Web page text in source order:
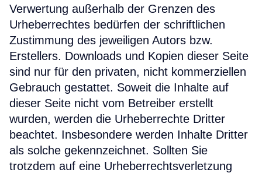
Verwertung außerhalb der Grenzen des
Urheberrechtes bedürfen der schriftlichen
Zustimmung des jeweiligen Autors bzw.
Erstellers. Downloads und Kopien dieser Seite
sind nur für den privaten, nicht kommerziellen
Gebrauch gestattet. Soweit die Inhalte auf
dieser Seite nicht vom Betreiber erstellt
wurden, werden die Urheberrechte Dritter
beachtet. Insbesondere werden Inhalte Dritter
als solche gekennzeichnet. Sollten Sie
trotzdem auf eine Urheberrechtsverletzung